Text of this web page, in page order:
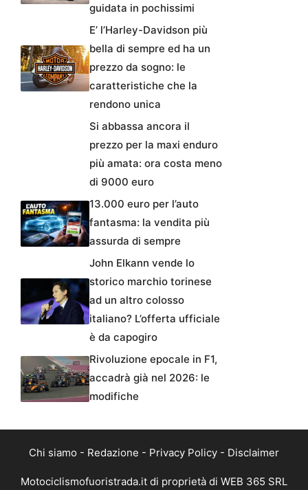
guidata in pochissimi
E’ l’Harley-Davidson più
bella di sempre ed ha un
prezzo da sogno: le
caratteristiche che la
rendono unica
Si abbassa ancora il
prezzo per la maxi enduro
più amata: ora costa meno
di 9000 euro
13.000 euro per l’auto
fantasma: la vendita più
assurda di sempre
John Elkann vende lo
storico marchio torinese
ad un altro colosso
italiano? L’offerta ufficiale
è da capogiro
Rivoluzione epocale in F1,
accadrà già nel 2026: le
modifiche
Chi siamo - Redazione - Privacy Policy - Disclaimer
Motociclismofuoristrada.it di proprietà di WEB 365 SRL